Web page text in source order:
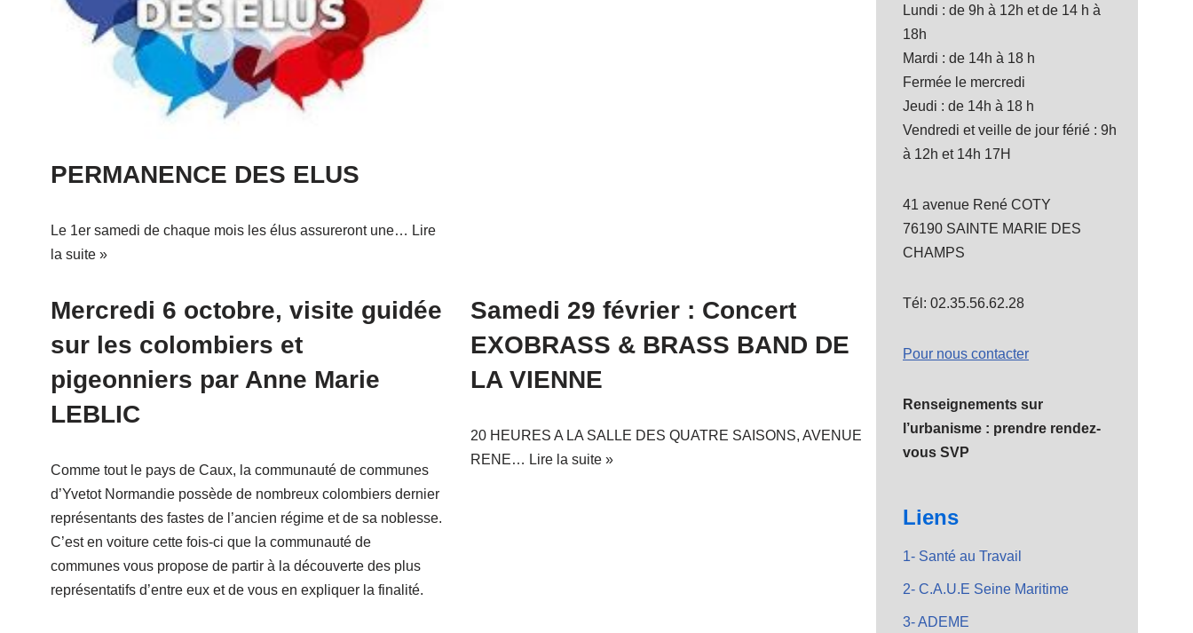
PERMANENCE DES ELUS
Le 1er samedi de chaque mois les élus assureront une… Lire
la suite »
Mercredi 6 octobre, visite guidée
sur les colombiers et
pigeonniers par Anne Marie
LEBLIC
Comme tout le pays de Caux, la communauté de communes
d’Yvetot Normandie possède de nombreux colombiers dernier
représentants des fastes de l’ancien régime et de sa noblesse.
C’est en voiture cette fois-ci que la communauté de
communes vous propose de partir à la découverte des plus
représentatifs d’entre eux et de vous en expliquer la finalité.
Samedi 29 février : Concert
EXOBRASS & BRASS BAND DE
LA VIENNE
20 HEURES A LA SALLE DES QUATRE SAISONS, AVENUE
RENE… Lire la suite »
Lundi : de 9h à 12h et de 14 h à
18h
Mardi : de 14h à 18 h
Fermée le mercredi
Jeudi : de 14h à 18 h
Vendredi et veille de jour férié : 9h
à 12h et 14h 17H
41 avenue René COTY
76190 SAINTE MARIE DES
CHAMPS
Tél: 02.35.56.62.28
Pour nous contacter
Renseignements sur
l’urbanisme : prendre rendez-
vous SVP
Liens
1- Santé au Travail
2- C.A.U.E Seine Maritime
3- ADEME